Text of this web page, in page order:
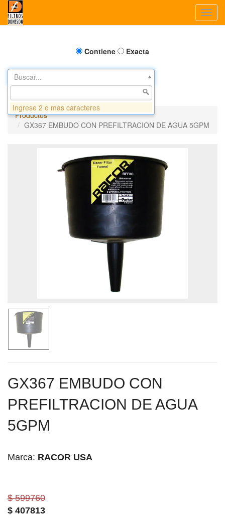
Contiene Exacta
Buscar...
Productos
GX367 EMBUDO CON PREFILTRACION DE AGUA 5GPM
GX367 EMBUDO CON
PREFILTRACION DE AGUA
5GPM
Marca: RACOR USA
$ 599760
$ 407813
Ingrese 2 o mas caracteres